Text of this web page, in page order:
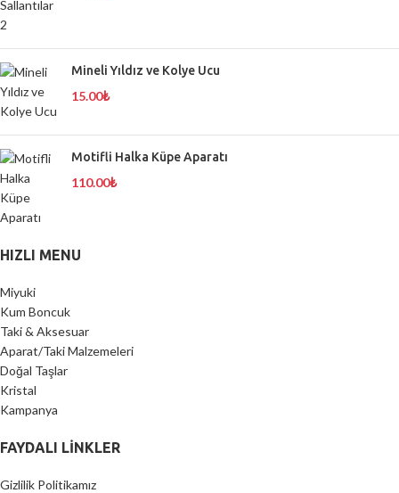
Mineli Yıldız ve Kolye Ucu
15.00₺
Motifli Halka Küpe Aparatı
110.00₺
HIZLI MENU
Miyuki
Kum Boncuk
Taki & Aksesuar
Aparat/Taki Malzemeleri
Doğal Taşlar
Kristal
Kampanya
FAYDALI LİNKLER
Gizlilik Politikamız